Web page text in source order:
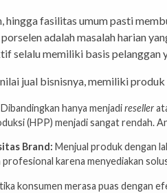
hingga fasilitas umum pasti
adalah masalah harian
selalu memiliki basis pelanggan
jual bisnisnya, memiliki
Dibandingkan hanya menjadireseller
(HPP) menjadi sangat rendah.
Brand: Menjual produk dengan
karena menyediakan
konsumen merasa puas dengan